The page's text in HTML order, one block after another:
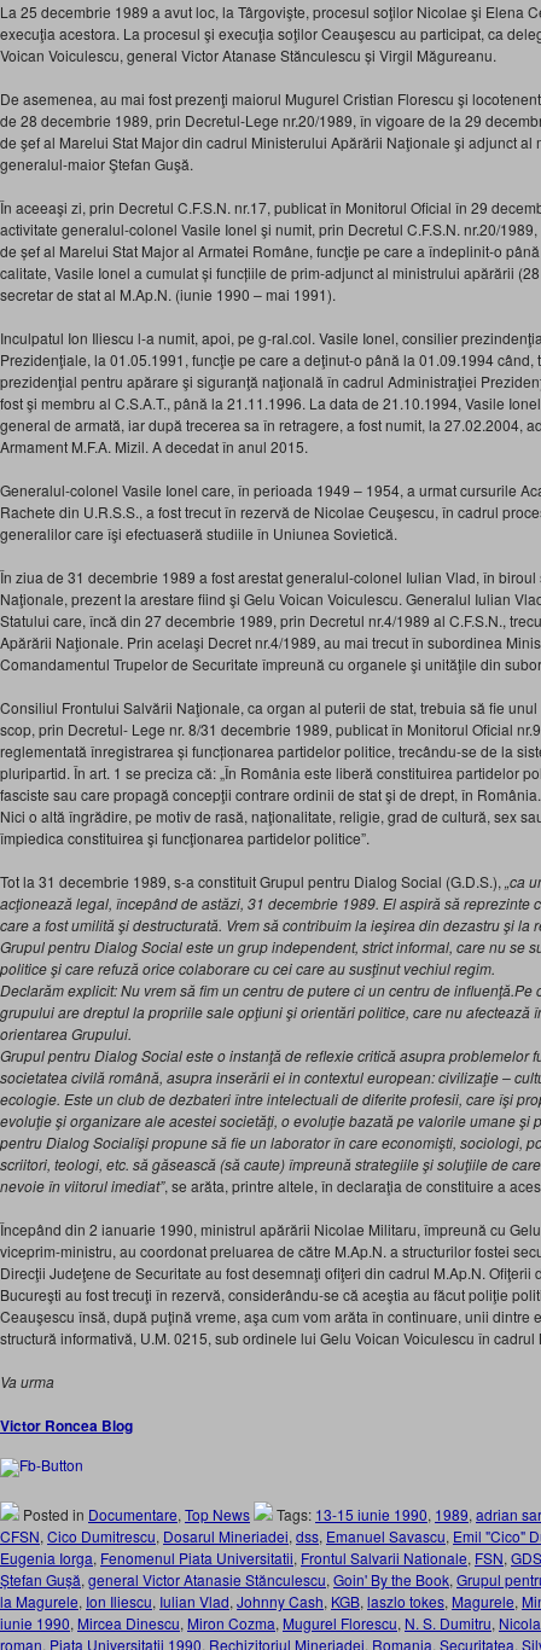
La 25 decembrie 1989 a avut loc, la Târgovişte, procesul soţilor Nicolae şi Elena
execuţia acestora. La procesul şi execuţia soţilor Ceauşescu au participat, ca
Voican Voiculescu, general Victor Atanase Stănculescu și Virgil Măgureanu.
De asemenea, au mai fost prezenţi maiorul Mugurel Cristian Florescu şi
de 28 decembrie 1989, prin Decretul-Lege nr.20/1989, în vigoare de la 29
de şef al Marelui Stat Major din cadrul Ministerului Apărării Naţionale şi adjunct
generalul-maior Ştefan Guşă.
În aceeaşi zi, prin Decretul C.F.S.N. nr.17, publicat în Monitorul Oficial în 29
activitate generalul-colonel Vasile Ionel şi numit, prin Decretul C.F.S.N. nr.20/
de șef al Marelui Stat Major al Armatei Române, funcţie pe care a îndeplinit-o
calitate, Vasile Ionel a cumulat și funcțiile de prim-adjunct al ministrului apărării
secretar de stat al M.Ap.N. (iunie 1990 – mai 1991).
Inculpatul Ion Iliescu l-a numit, apoi, pe g-ral.col. Vasile Ionel, consilier
Prezidenţiale, la 01.05.1991, funcţie pe care a deţinut-o până la 01.09.1994 când,
prezidenţial pentru apărare şi siguranţă naţională în cadrul Administraţiei
fost şi membru al C.S.A.T., până la 21.11.1996. La data de 21.10.1994, Vasile
general de armată, iar după trecerea sa în retragere, a fost numit, la 27.02.2004,
Armament M.F.A. Mizil. A decedat în anul 2015.
Generalul-colonel Vasile Ionel care, în perioada 1949 – 1954, a urmat cursurile
Rachete din U.R.S.S., a fost trecut în rezervă de Nicolae Ceuşescu, în cadrul
generalilor care îşi efectuaseră studiile în Uniunea Sovietică.
În ziua de 31 decembrie 1989 a fost arestat generalul-colonel Iulian Vlad, în
Naţionale, prezent la arestare fiind şi Gelu Voican Voiculescu. Generalul Iulian
Statului care, încă din 27 decembrie 1989, prin Decretul nr.4/1989 al C.F.S.N.,
Apărării Naţionale. Prin acelaşi Decret nr.4/1989, au mai trecut în subordinea
Comandamentul Trupelor de Securitate împreună cu organele şi unităţile din
Consiliul Frontului Salvării Naţionale, ca organ al puterii de stat, trebuia să fie
scop, prin Decretul- Lege nr. 8/31 decembrie 1989, publicat în Monitorul Oficial
reglementată înregistrarea și funcționarea partidelor politice, trecându-se de la
pluripartid. În art. 1 se preciza că: „În România este liberă constituirea partidelor
fasciste sau care propagă concepţii contrare ordinii de stat şi de drept, în România.
Nici o altă îngrădire, pe motiv de rasă, naţionalitate, religie, grad de cultură, sex
împiedica constituirea şi funcţionarea partidelor politice”.
Tot la 31 decembrie 1989, s-a constituit Grupul pentru Dialog Social (G.D.S.), „ca
acţionează legal, începând de astăzi, 31 decembrie 1989. El aspiră să reprezinte
care a fost umilită şi destructurată. Vrem să contribuim la ieşirea din dezastru şi la
Grupul pentru Dialog Social este un grup independent, strict informal, care nu se
politice şi care refuză orice colaborare cu cei care au susţinut vechiul regim.
Declarăm explicit: Nu vrem să fim un centru de putere ci un centru de
grupului are dreptul la propriile sale opţiuni şi orientări politice, care nu afectează
orientarea Grupului.
Grupul pentru Dialog Social este o instanţă de reflexie critică asupra problemelor
societatea civilă română, asupra inserării ei in contextul european: civilizaţie –
ecologie. Este un club de dezbateri între intelectuali de diferite profesii, care îşi
evoluţie şi organizare ale acestei societăţi, o evoluţie bazată pe valorile umane şi
pentru Dialog Socialîşi propune să fie un laborator în care economişti, sociologi,
scriitori, teologi, etc. să găsească (să caute) împreună strategiile şi soluţiile de
nevoie în viitorul imediat”, se arăta, printre altele, în declaraţia de constituire a
Începând din 2 ianuarie 1990, ministrul apărării Nicolae Militaru, împreună cu
viceprim-ministru, au coordonat preluarea de către M.Ap.N. a structurilor fostei
Direcţii Judeţene de Securitate au fost desemnaţi ofiţeri din cadrul M.Ap.N.
Bucureşti au fost trecuţi în rezervă, considerându-se că aceştia au făcut poliţie
Ceauşescu însă, după puţină vreme, aşa cum vom arăta în continuare, unii dintre
structură informativă, U.M. 0215, sub ordinele lui Gelu Voican Voiculescu în
Va urma
Victor Roncea Blog
Posted in Documentare, Top News Tags: 13-15 iunie 1990, 1989, adrian
CFSN, Cico Dumitrescu, Dosarul Mineriadei, dss, Emanuel Savascu, Emil "Cico"
Eugenia Iorga, Fenomenul Piata Universitatii, Frontul Salvarii Nationale, FSN, GDS
Ștefan Gușă, general Victor Atanasie Stănculescu, Goin' By the Book, Grupul
la Magurele, Ion Iliescu, Iulian Vlad, Johnny Cash, KGB, laszlo tokes, Magurele,
iunie 1990, Mircea Dinescu, Miron Cozma, Mugurel Florescu, N. S. Dumitru,
roman, Piata Universitatii 1990, Rechizitoriul Mineriadei, Romania, Securitatea,